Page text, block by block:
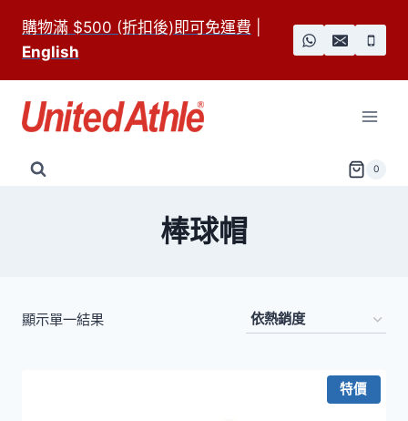
content
購物滿 $500 (折扣後)即可免運費
English
0
棒球帽
顯示單一結果
特價